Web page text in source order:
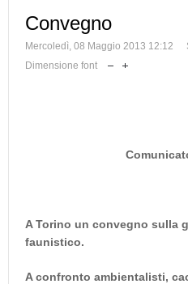
Convegno
Mercoledì, 08 Maggio 2013 12:12
Dimensione font
A Torino un convegno sulla
faunistico.
A confronto ambientalisti,